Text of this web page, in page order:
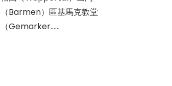
（Barmen）區基馬克教堂
（Gemarker……